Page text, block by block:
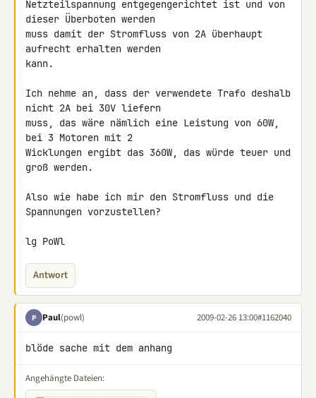
Netzteilspannung entgegengerichtet ist und von
dieser Überboten werden
muss damit der Stromfluss von 2A überhaupt
aufrecht erhalten werden
kann.
Ich nehme an, dass der verwendete Trafo deshalb
nicht 2A bei 30V liefern
muss, das wäre nämlich eine Leistung von 60W,
bei 3 Motoren mit 2
Wicklungen ergibt das 360W, das würde teuer und
groß werden.
Also wie habe ich mir den Stromfluss und die
Spannungen vorzustellen?
lg PoWl
Antwort
P Paul(powl) 2009-02-26 13:00#1162040
blöde sache mit dem anhang
Angehängte Dateien: